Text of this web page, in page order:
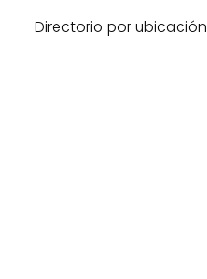
Directorio por ubicación